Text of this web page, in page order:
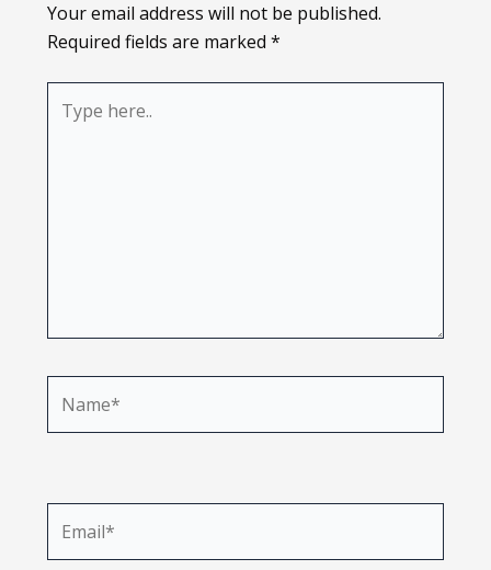
Your email address will not be published.
Required fields are marked *
here..